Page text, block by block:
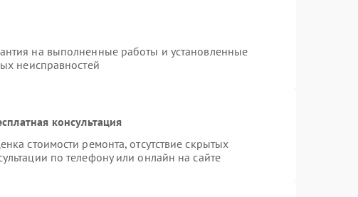
на выполненные работы и установленные
неисправностей
консультация
стоимости ремонта, отсутствие скрытых
по телефону или онлайн на сайте